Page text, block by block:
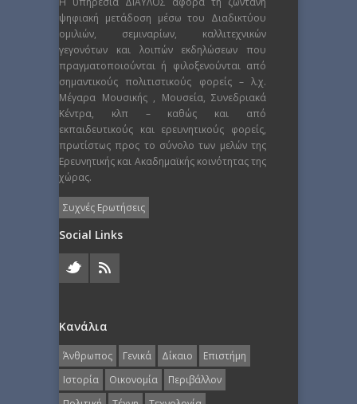
ψηφιακή μετάδοση μέσω του Διαδικτύου
ομιλιών, σεμιναρίων, καλλιτεχνικών
γεγονότων και λοιπών εκδηλώσεων που
πραγματοποιούνται ή φιλοξενούνται από
σημαντικούς πολιτιστικούς φορείς – λ.χ.
Μέγαρα Μουσικής , Μουσεία, Συνεδριακά
Κέντρα, κλπ – καθώς και από
εκπαιδευτικούς και ερευνητικούς φορείς,
πρωτίστως προς το σύνολο των μελών της
Ερευνητικής και Ακαδημαϊκής κοινότητας της
χώρας.
Συχνές Ερωτήσεις
Social Links
Κανάλια
Άνθρωπος Γενικά Δίκαιο
Επιστήμη
Ιστορία
Οικονομία
Περιβάλλον